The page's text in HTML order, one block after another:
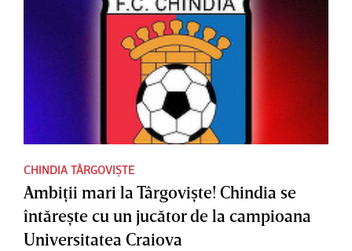
CHINDIA TÂRGOVIȘTE
Ambiţii mari la Târgovişte! Chindia se
întăreşte cu un jucător de la campioana
Universitatea Craiova